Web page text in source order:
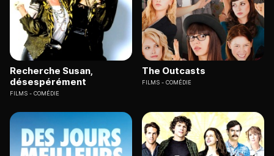
Recherche Susan,
désespérément
FILMS COMÉDIE
The Outcasts
FILMS COMÉDIE